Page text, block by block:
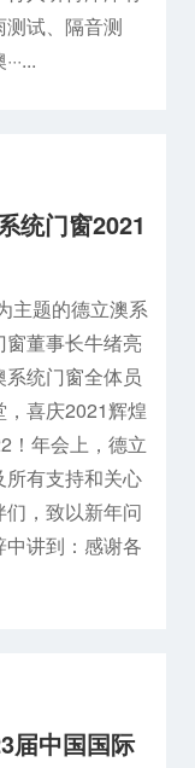
试、隔音测
统门窗2021
主题的德立澳系
董事长牛绪亮
统门窗全体员
喜庆2021辉煌
！年会上，德立
有支持和关心
，致以新年问
讲到：感谢各
届中国国际